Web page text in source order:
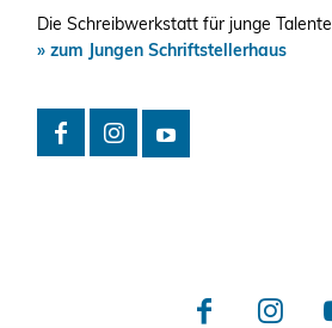
Die Schreibwerkstatt für junge Talente
» zum Jungen Schriftstellerhaus